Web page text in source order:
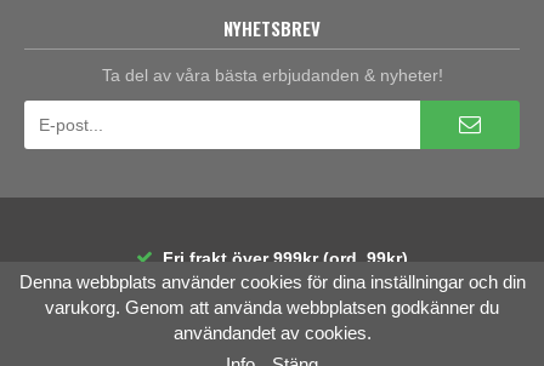
NYHETSBREV
Ta del av våra bästa erbjudanden & nyheter!
Fri frakt över 999kr (ord. 99kr)
30 dagars öppet köp
Räntefri delbetalning
Denna webbplats använder cookies för dina inställningar och din
varukorg. Genom att använda webbplatsen godkänner du
användandet av cookies.